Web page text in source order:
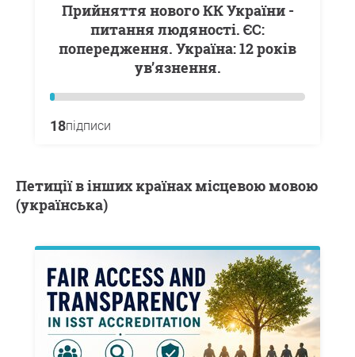
Прийняття нового КК України -
питання людяності. ЄС:
попередження. Україна: 12 років
ув’язнення.
18підписи
Петиції в інших країнах місцевою мовою
(українська)